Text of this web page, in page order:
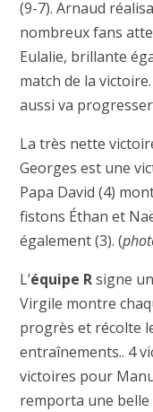
(9-7). Arnaud
nombreux fans
Eulalie, brillante
match de la
aussi va
La très nette
Georges est une
Papa David (4)
fistons Éthan et
également (3). (
L’équipe Rsigne
Virgile montre
progrès et récolte
entraînements.. 4
victoires pour
remporta une